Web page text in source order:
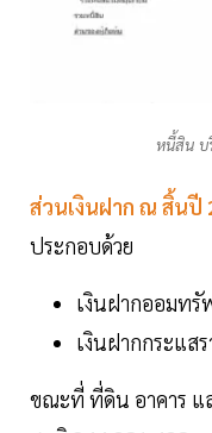
หนี้สิน
ส่วนเงินฝาก ณ สิ้นปี
ประกอบด้วย
เงินฝากออมท
เงินฝากกระแส
ขณะที่ ที่ดิน อาคาร